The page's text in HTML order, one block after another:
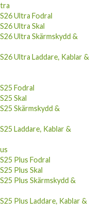
Ultra Fodral
Ultra Skal
Ultra Skärmskydd &
Ultra Laddare, Kablar &
Fodral
Skal
Skärmskydd &
Laddare, Kablar &
Plus Fodral
Plus Skal
Plus Skärmskydd &
Plus Laddare, Kablar &